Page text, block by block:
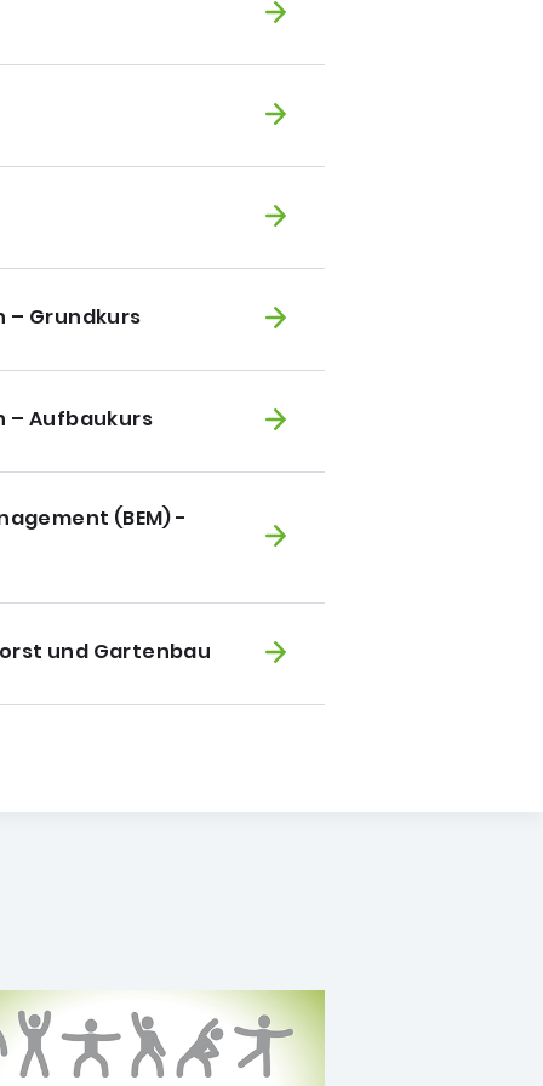
– Grundkurs
– Aufbaukurs
(BEM) -
und Gartenbau